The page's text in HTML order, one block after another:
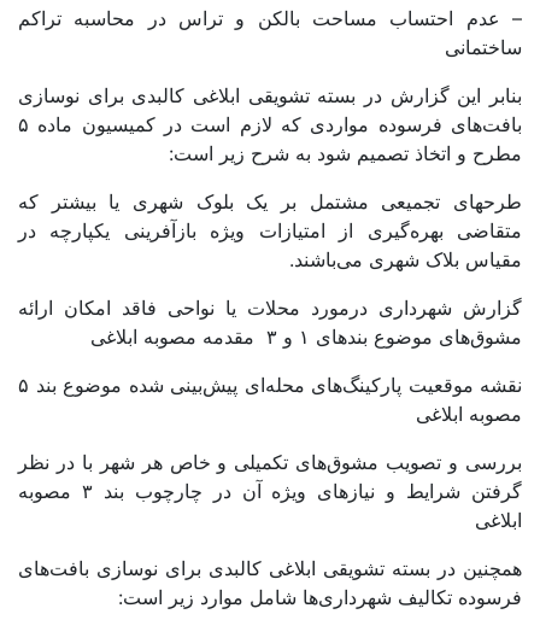
– عدم احتساب مساحت بالکن و تراس در محاسبه تراکم
ساختمانی
بنابر این گزارش در بسته تشویقی ابلاغی کالبدی برای نوسازی
بافت‌های فرسوده مواردی که لازم است در کمیسیون ماده ۵
مطرح و اتخاذ تصمیم شود به شرح زیر است:
طرحهای تجمیعی مشتمل بر یک بلوک شهری یا بیشتر که
متقاضی بهره‌گیری از امتیازات ویژه بازآفرینی یکپارچه در
مقیاس بلاک شهری می‌باشند.
گزارش شهرداری درمورد محلات یا نواحی فاقد امکان ارائه
مشوق‌های موضوع بندهای ۱ و ۳ مقدمه مصوبه ابلاغی
نقشه موقعیت پارکینگ‌های محله‌ای پیش‌بینی شده موضوع بند ۵
مصوبه ابلاغی
بررسی و تصویب مشوق‌های تکمیلی و خاص هر شهر با در نظر
گرفتن شرایط و نیازهای ویژه آن در چارچوب بند ۳ مصوبه
ابلاغی
همچنین در بسته تشویقی ابلاغی کالبدی برای نوسازی بافت‌های
فرسوده تکالیف شهرداری‌ها شامل موارد زیر است: